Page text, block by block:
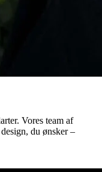
Vores team af
du ønsker –